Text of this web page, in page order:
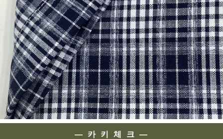
— 카 키 체 크 —